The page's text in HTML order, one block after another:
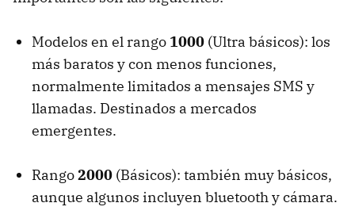
Modelos en el rango 1000 (Ultra básicos): los
más baratos y con menos funciones,
normalmente limitados a mensajes SMS y
llamadas. Destinados a mercados
emergentes.
Rango2000 (Básicos): también muy básicos,
aunque algunos incluyen bluetooth y cámara.